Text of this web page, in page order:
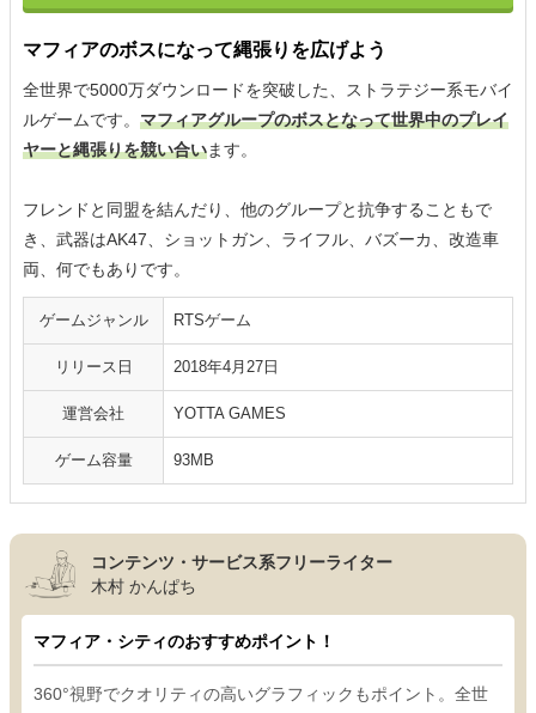
マフィアのボスになって縄張りを広げよう
全世界で5000万ダウンロードを突破した、ストラテジー系モバイ
ルゲームです。 マフィアグループのボスとなって世界中のプレイ
ヤーと縄張りを競い合います。
フレンドと同盟を結んだり、他のグループと抗争することもで
き、武器はAK47、ショットガン、ライフル、バズーカ、改造車
両、何でもありです。
ゲームジャンル RTSゲーム
リリース日 2018年4月27日
運営会社 YOTTA GAMES
ゲーム容量 93MB
コンテンツ・サービス系フリーライター
木村 かんぱち
マフィア・シティのおすすめポイント！
360°視野でクオリティの高いグラフィックもポイント。全世